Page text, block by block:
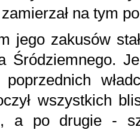
na tym
jego zakusów
Śródziemnego.
wszystkich
a po drugie -